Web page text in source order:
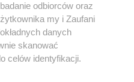
odbiorców oraz
my i Zaufani
danych
skanować
celów identyfikacji.